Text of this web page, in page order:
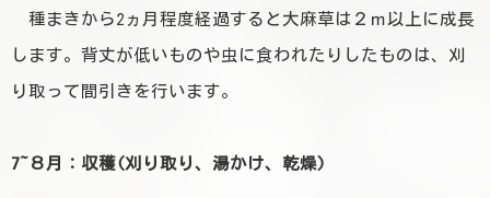
種まきから2ヵ月程度経過すると大麻草は２ｍ以上に成長
します。 背丈が低いものや虫に食われたりしたものは、刈
り取って間引きを行います。
7~８月：収穫(刈り取り、湯かけ、乾燥)